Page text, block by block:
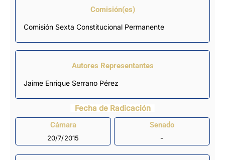
Comisión(es)
Comisión Sexta Constitucional Permanente
Autores Representantes
Jaime Enrique Serrano Pérez
Fecha de Radicación
Cámara
20/7/2015
Senado
-